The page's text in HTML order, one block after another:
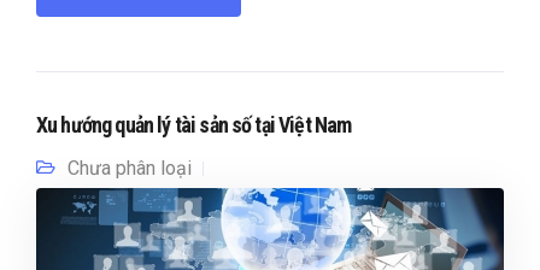
Xu hướng quản lý tài sản số tại Việt Nam
Chưa phân loại